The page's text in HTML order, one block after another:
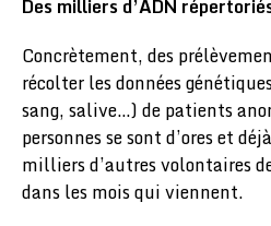
Des milliers d’ADN
Concrètement, des
récolter les données
sang, salive…) de patients
personnes se sont d’ores et
milliers d’autres volontaires
dans les mois qui viennent.